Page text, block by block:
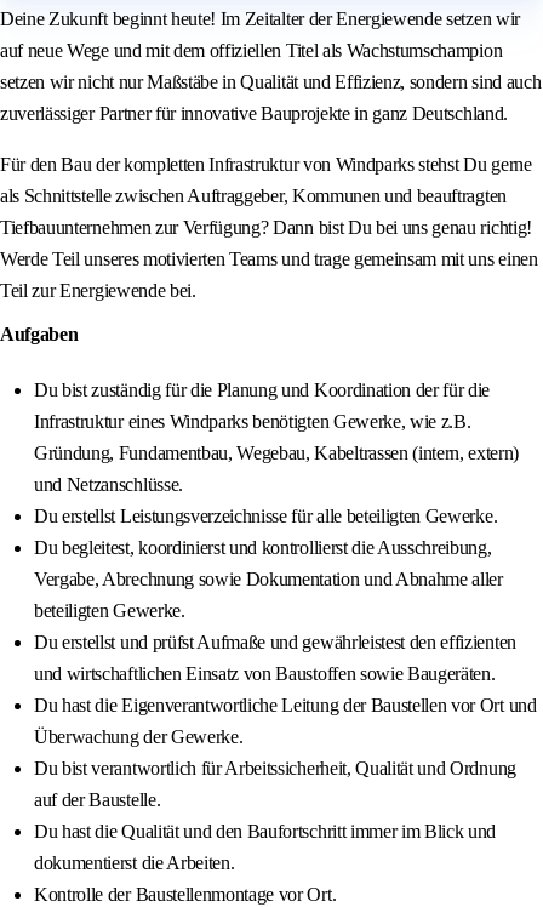
Deine Zukunft beginnt heute! Im Zeitalter der Energiewende setzen wir
auf neue Wege und mit dem offiziellen Titel als Wachstumschampion
setzen wir nicht nur Maßstäbe in Qualität und Effizienz, sondern sind auch
zuverlässiger Partner für innovative Bauprojekte in ganz Deutschland.
Für den Bau der kompletten Infrastruktur von Windparks stehst Du gerne
als Schnittstelle zwischen Auftraggeber, Kommunen und beauftragten
Tiefbauunternehmen zur Verfügung? Dann bist Du bei uns genau richtig!
Werde Teil unseres motivierten Teams und trage gemeinsam mit uns einen
Teil zur Energiewende bei.
Aufgaben
Du bist zuständig für die Planung und Koordination der für die
Infrastruktur eines Windparks benötigten Gewerke, wie z.B.
Gründung, Fundamentbau, Wegebau, Kabeltrassen (intern, extern)
und Netzanschlüsse.
Du erstellst Leistungsverzeichnisse für alle beteiligten Gewerke.
Du begleitest, koordinierst und kontrollierst die Ausschreibung,
Vergabe, Abrechnung sowie Dokumentation und Abnahme aller
beteiligten Gewerke.
Du erstellst und prüfst Aufmaße und gewährleistest den effizienten
und wirtschaftlichen Einsatz von Baustoffen sowie Baugeräten.
Du hast die Eigenverantwortliche Leitung der Baustellen vor Ort und
Überwachung der Gewerke.
Du bist verantwortlich für Arbeitssicherheit, Qualität und Ordnung
auf der Baustelle.
Du hast die Qualität und den Baufortschritt immer im Blick und
dokumentierst die Arbeiten.
Kontrolle der Baustellenmontage vor Ort.